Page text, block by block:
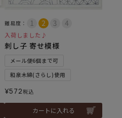
難易度：
入荷しました♪
刺し子 寄せ模様
メール便6個まで可
和泉木綿(さらし)使用
¥572税込
カートに入れる